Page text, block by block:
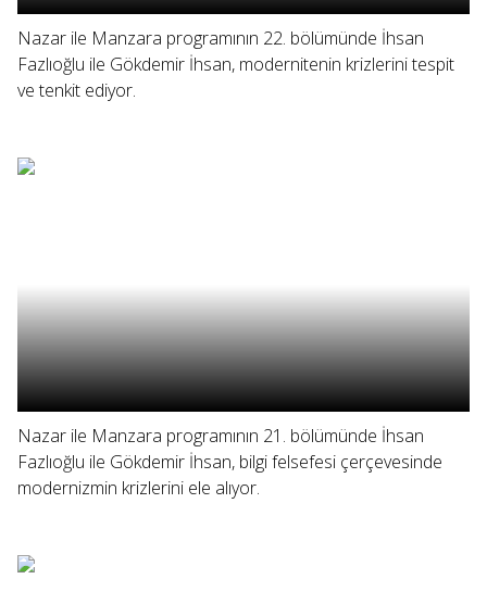
Nazar ile Manzara programının 22. bölümünde İhsan
Fazlıoğlu ile Gökdemir İhsan, modernitenin krizlerini tespit
ve tenkit ediyor.
Nazar ile Manzara programının 21. bölümünde İhsan
Fazlıoğlu ile Gökdemir İhsan, bilgi felsefesi çerçevesinde
modernizmin krizlerini ele alıyor.